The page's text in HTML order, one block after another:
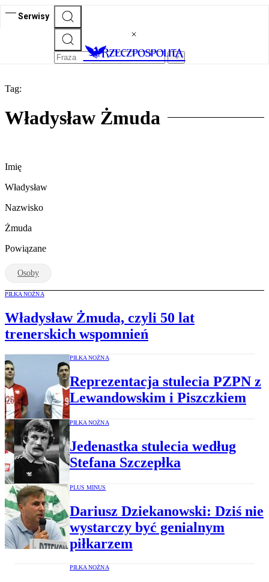
Serwisy
Tag:
Władysław Żmuda
Imię
Władysław
Nazwisko
Żmuda
Powiązane
Osoby
PIŁKA NOŻNA
Władysław Żmuda, czyli 50 lat
trenerskich wspomnień
PIŁKA NOŻNA
Reprezentacja stulecia PZPN z
Lewandowskim i Piszczkiem
PIŁKA NOŻNA
Jedenastka stulecia według
Stefana Szczepłka
PLUS MINUS
Dariusz Dziekanowski: Dziś nie
wystarczy być genialnym
piłkarzem
PIŁKA NOŻNA